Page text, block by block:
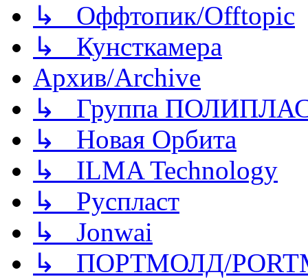
↳ Оффтопик/Offtopic
↳ Кунсткамера
Архив/Archive
↳ Группа
↳ Новая Орбита
↳ ILMA Technology
↳ Руспласт
↳ Jonwai
↳ ПОРТМОЛД/